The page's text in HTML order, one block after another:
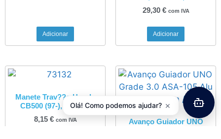
Adicionar
29,30 € com IVA
Adicionar
Manete Trav??o Honda
CB500 (97-), SLR650
8,15 € com IVA
Avanço Guiador UNO
Olá! Como podemos ajudar? ×